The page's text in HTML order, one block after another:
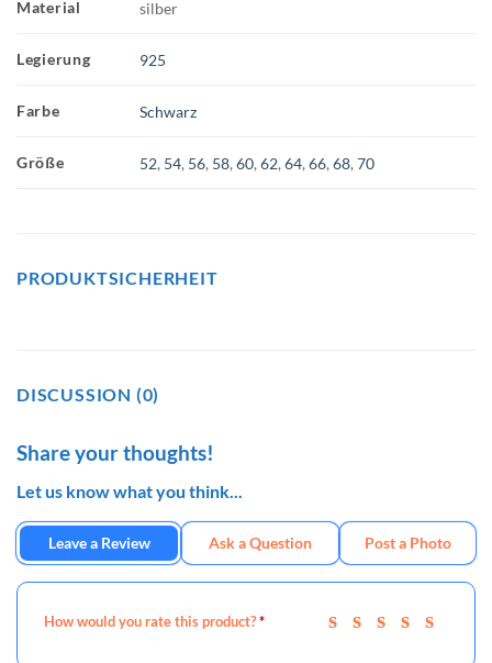
Material silber
Legierung 925
Farbe Schwarz
Größe 52, 54, 56, 58,60,62,64,66,68,70
PRODUKTSICHERHEIT
DISCUSSION (0)
Share your thoughts!
Let us know what you think...
Leave a Review Ask a Question Post a Photo
How would you rate this product?*